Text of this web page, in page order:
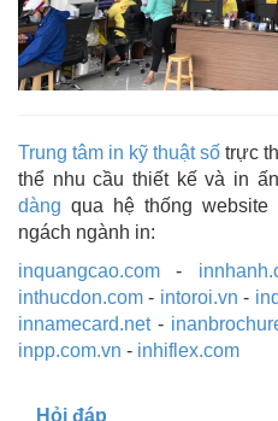
Trung tâm in kỹ thuật số trực
thể nhu cầu thiết kế và in
dàng qua hệ thống
ngách ngành in:
inquangcao.com -
inthucdon.com - intoroi.vn -
innamecard.net-
inpp.com.vn - inhiflex.com
Hỏi đáp